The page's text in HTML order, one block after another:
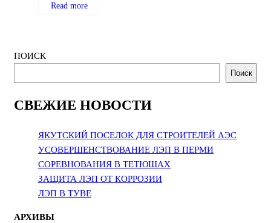
Read more
ПОИСК
Поиск
СВЕЖИЕ НОВОСТИ
ЯКУТСКИЙ ПОСЕЛОК ДЛЯ СТРОИТЕЛЕЙ АЭС
УСОВЕРШЕНСТВОВАНИЕ ЛЭП В ПЕРМИ
СОРЕВНОВАНИЯ В ТЕТЮШАХ
ЗАЩИТА ЛЭП ОТ КОРРОЗИИ
ЛЭП В ТУВЕ
АРХИВЫ